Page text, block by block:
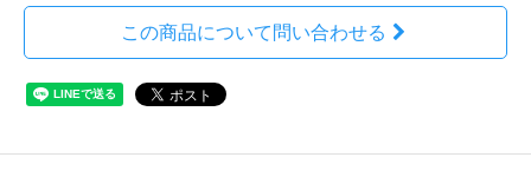
この商品について問い合わせる